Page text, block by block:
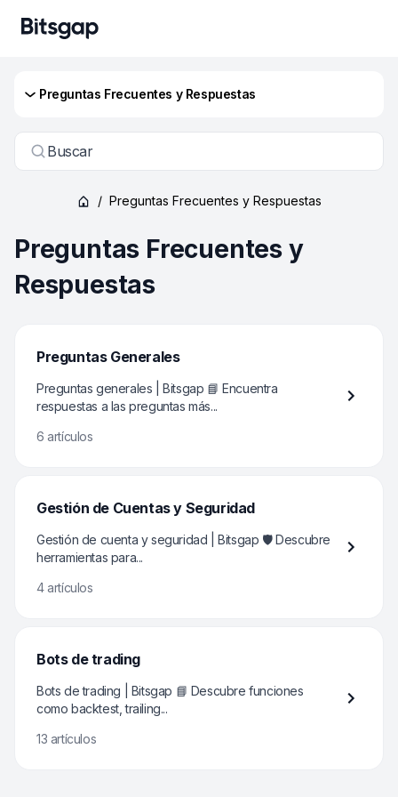
Preguntas Frecuentes y Respuestas
Buscar
/ Preguntas Frecuentes y Respuestas
Preguntas Frecuentes y
Respuestas
Preguntas Generales
Preguntas generales | Bitsgap 📘 Encuentra
respuestas a las preguntas más...
6 artículos
Gestión de Cuentas y Seguridad
Gestión de cuenta y seguridad | Bitsgap 🛡️ Descubre
herramientas para...
4 artículos
Bots de trading
Bots de trading | Bitsgap 📘 Descubre funciones
como backtest, trailing...
13 artículos